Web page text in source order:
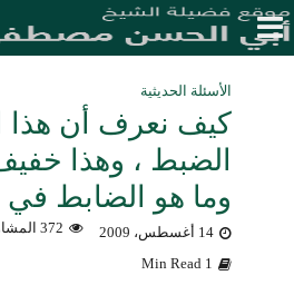
الأسئلة الحديثية
كيف نعرف أن هذا
الضبط ، وهذا
وما هو الضابط في
14 أغسطس، 2009 372 المشاهدات
1 Min Read